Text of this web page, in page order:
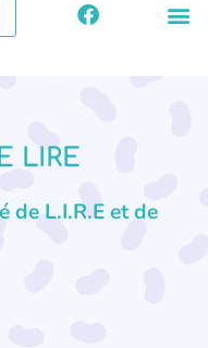
LIRE
de L.I.R.E et de